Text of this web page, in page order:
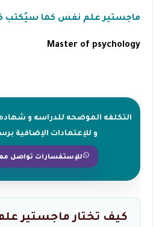
ماجستير علم نفس كما سيُكتب
Master of psychology
التكلفه الموضحه للدراسه و
و للإعتمادات الإضافية
للإستفسارات تواصل
كيف تختار ماجستير